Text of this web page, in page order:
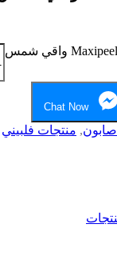
Chat Now
, منتجات فلبيني